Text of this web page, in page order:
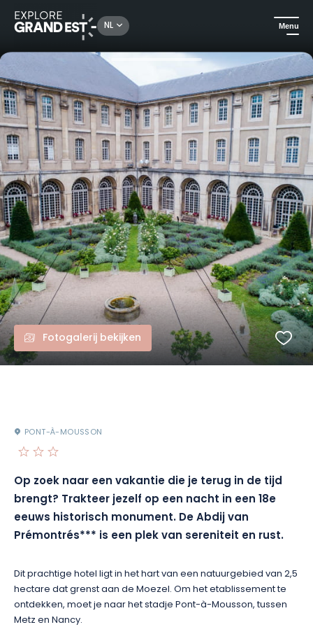
NL Menu
Kijk je ogen uit in de Grand Est Een overnachting in een historisch monument - Abbaye des Prémontrés***.
Fotogalerij bekijken
PONT-À-MOUSSON
Op zoek naar een vakantie die je terug in de tijd
brengt? Trakteer jezelf op een nacht in een 18e
eeuws historisch monument. De Abdij van
Prémontrés*** is een plek van sereniteit en rust.
Dit prachtige hotel ligt in het hart van een natuurgebied van 2,5
hectare dat grenst aan de Moezel. Om het etablissement te
ontdekken, moet je naar het stadje Pont-à-Mousson, tussen
Metz en Nancy.